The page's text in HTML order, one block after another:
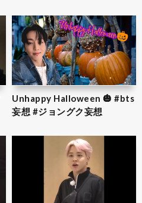
Unhappy Halloween 🎃 #bts
妄想 #ジョングク妄想